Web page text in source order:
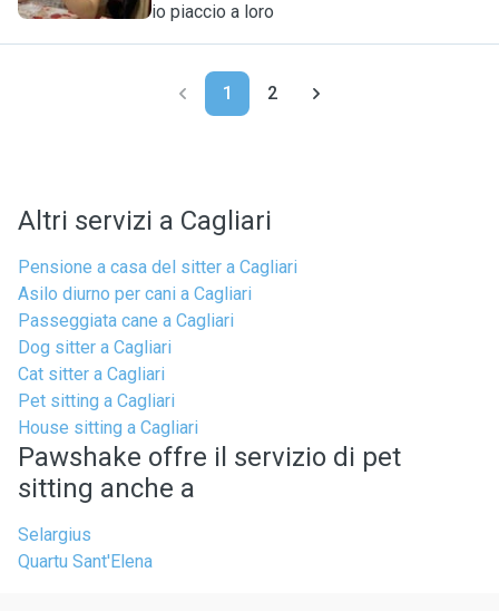
io piaccio a loro
1 2
Altri servizi a Cagliari
Pensione a casa del sitter a Cagliari
Asilo diurno per cani a Cagliari
Passeggiata cane a Cagliari
Dog sitter a Cagliari
Cat sitter a Cagliari
Pet sitting a Cagliari
House sitting a Cagliari
Pawshake offre il servizio di pet
sitting anche a
Selargius
Quartu Sant'Elena